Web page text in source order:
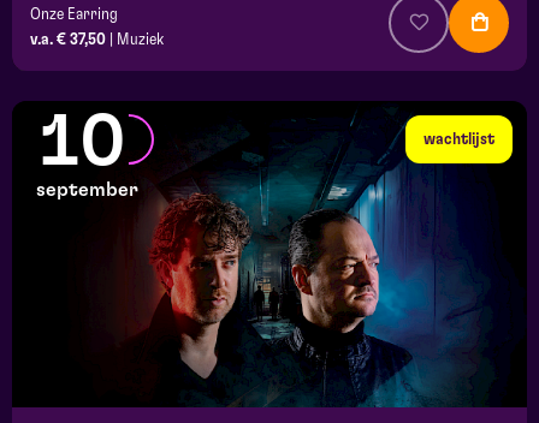
Onze Earring
v.a. € 37,50
Muziek
wachtlijst
10
september